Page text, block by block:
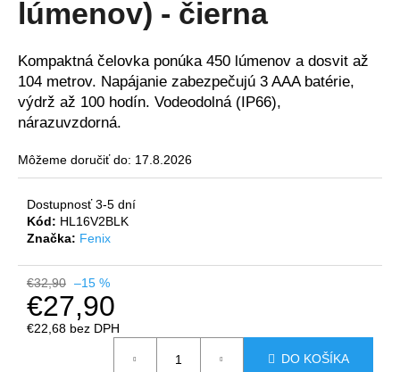
lúmenov) - čierna
Kompaktná čelovka ponúka 450 lúmenov a dosvit až
104 metrov. Napájanie zabezpečujú 3 AAA batérie,
výdrž až 100 hodín. Vodeodolná (IP66),
nárazuvzdorná.
Môžeme doručiť do: 17.8.2026
Dostupnosť 3-5 dní
Kód: HL16V2BLK
Značka: Fenix
€32,90 –15 %
€27,90
€22,68 bez DPH
DO KOŠÍKA
á
s
ť
?
HĽADAŤ
O
d
p